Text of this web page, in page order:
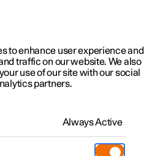
particulieren
Software-updates
to enhance user experience and
traffic on our website. We also
use of our site with our social
partners.
Always Active